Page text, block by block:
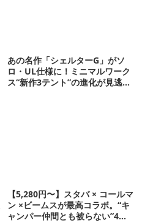
あの名作「シェルターG」がソ
ロ・UL仕様に！ミニマルワーク
ス“新作3テント”の進化が見逃せ
【5,280円〜】スタバ × コールマ
ン ×ビームスが最高コラボ。“キ
ャンパー仲間とも被らない”4ア